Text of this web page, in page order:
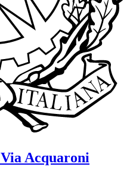
Via Acquaroni